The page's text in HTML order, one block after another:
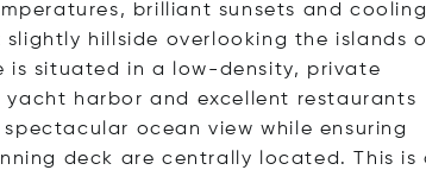
brilliant sunsets and cooling
slightly hillside overlooking the islands
is situated in a low-density, private
harbor and excellent restaurants
ocean view while ensuring
deck are centrally located. This is